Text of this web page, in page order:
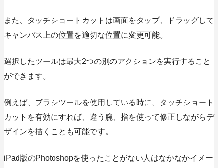
また、タッチショートカットは画面をタップ、ドラッグして
キャンバス上の位置を適切な位置に変更可能。
選択したツールは最大2つの別のアクションを実行すること
ができます。
例えば、 ブラシツールを使用している時に、タッチショート
カットを有効にすれば、違う腕、指を使って修正しながらデ
ザインを描くことも可能です。
iPad版のPhotoshopを使ったことがない人はなかなかイメー